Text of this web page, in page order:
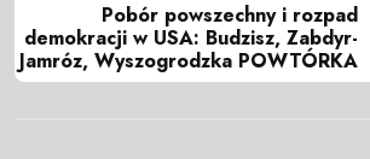
Pobór powszechny i rozpad
demokracji w USA: Budzisz, Zabdyr-
Jamróz, Wyszogrodzka POWTÓRKA